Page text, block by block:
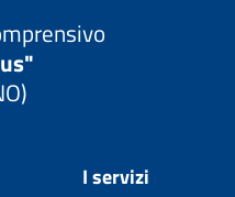
I servizi